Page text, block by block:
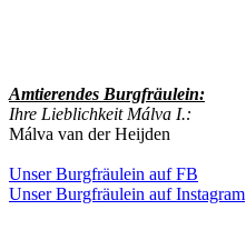
Amtierendes Burgfräulein:
Ihre Lieblichkeit Málva I.:
Málva van der Heijden
Unser Burgfräulein auf FB
Unser Burgfräulein auf Instagram